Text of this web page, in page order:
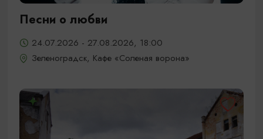
Песни о любви
24.07.2026 - 27.08.2026, 18:00
Зеленоградск, Кафе «Соленая ворона»